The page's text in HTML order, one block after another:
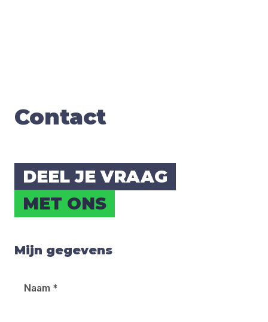
Con­tact
DEEL JE VRAAG
MET ONS
Mijn gegevens
Naam *